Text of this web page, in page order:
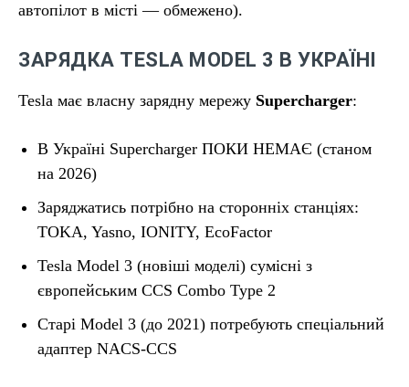
автопілот в місті — обмежено).
ЗАРЯДКА TESLA MODEL 3 В УКРАЇНІ
Tesla має власну зарядну мережу Supercharger:
В Україні Supercharger ПОКИ НЕМАЄ (станом
на 2026)
Заряджатись потрібно на сторонніх станціях:
TOKA, Yasno, IONITY, EcoFactor
Tesla Model 3 (новіші моделі) сумісні з
європейським CCS Combo Type 2
Старі Model 3 (до 2021) потребують спеціальний
адаптер NACS-CCS